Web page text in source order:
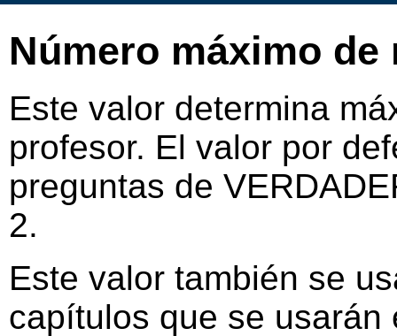
Número máximo
Este valor determina
profesor. El valor por
preguntas de
2.
Este valor también se
capítulos que se usarán